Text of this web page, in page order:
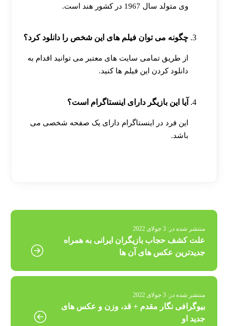
وی متولد سال 1967 در کشور هند است.
چگونه می توان فیلم های این شخص را دانلود کرد؟
از طریق تمامی سایت های معتبر می توانید اقدام به
دانلود کردن این فیلم ها کنید.
آیا این بازیگر دارای اینستاگرام است؟
این فرد در اینستاگرام دارای یک صفحه شخصی می
باشد.
منتشر شده در: 3 جولای 2022
علت کشف حجاب بازیگران ایرانی به همراه
جدیدترین عکس های آن ها
منتشر شده در: 3 جولای 2022
بیوگرافی نگار مقدم + قد، وزن و عکس های
جدید او